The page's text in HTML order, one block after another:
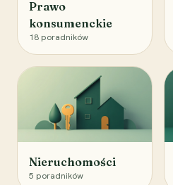
Prawo
konsumenckie
18 poradników
Nieruchomości
5 poradników